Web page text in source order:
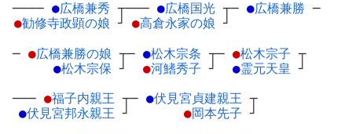
──── ●広橋兼秀 ┬
●勧修寺政顕の娘 ┘
─── ●広橋国光 ┬
●高倉永家の娘 ┘
─ ●広橋兼勝 ─
─ ●広橋兼勝の娘 ┬
●松木宗保 ┘
─ ●松木宗条 ┬
●河鰭秀子 ┘
─ ●松木宗子 ┬
●霊元天皇 ┘
─── ●福子内親王 ┬
●伏見宮邦永親王 ┘
─ ●伏見宮貞建親王 ┬
●岡本先子 ┘